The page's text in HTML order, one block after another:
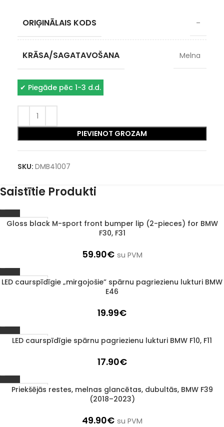
ORIĢINĀLAIS KODS –
KRĀSA/SAGATAVOŠANA Melna
✔ Piegāde pēc 1-3 d.d.
PIEVIENOT GROZAM
SKU: DMB41007
Saistītie Produkti
1–3 d. d.
Gloss black M-sport front bumper lip (2-pieces) for BMW
F30, F31
59.90€ su PVM
1–3 d. d.
LED caurspīdīgie „mirgojošie” spārnu pagriezienu lukturi BMW
E46
19.99€
1–3 d. d.
LED caurspīdīgie spārnu pagriezienu lukturi BMW F10, F11
17.90€
1–3 d. d.
Priekšējās restes, melnas glancētas, dubultās, BMW F39
(2018–2023)
49.90€ su PVM